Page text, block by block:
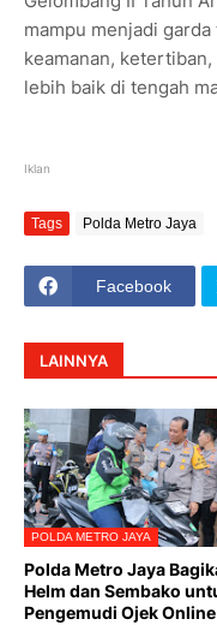
mampu menjadi
keamanan,
lebih baik di tengah
Iklan
Tags Polda Metro Jaya
Facebook
LAINNYA
POLDA METRO JAYA
Polda Metro Jaya
Helm dan Sembako
Pengemudi Ojek Online